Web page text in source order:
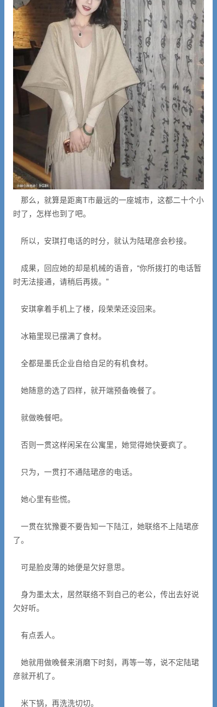
那么，就算是距离T市最远的一座城市，这都二十个小
时了，怎样也到了吧。
所以，安琪打电话的时分，就认为陆珺彦会秒接。
成果，回应她的却是机械的语音，“你所拨打的电话暂
时无法接通，请稍后再拨。”
安琪拿着手机上了楼，段荣荣还没回来。
冰箱里现已摆满了食材。
全都是墨氏企业自给自足的有机食材。
她随意的选了四样，就开端预备晚餐了。
就做晚餐吧。
否则一贯这样闲呆在公寓里，她觉得她快要疯了。
只为，一贯打不通陆珺彦的电话。
她心里有些慌。
一贯在犹豫要不要告知一下陆江，她联络不上陆珺彦
了。
可是脸皮薄的她便是欠好意思。
身为墨太太，居然联络不到自己的老公，传出去好说
欠好听。
有点丢人。
她就用做晚餐来消磨下时刻，再等一等，说不定陆珺
彦就开机了。
米下锅，再洗洗切切。